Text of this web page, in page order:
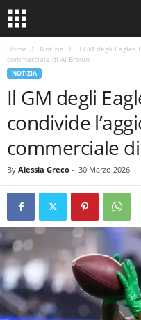
Home Notizia
Il GM degli Eagles
commerciale di AJ Brown
NOTIZIA
Il GM degli
condivide
commerciale
By Alessia Greco - 30 Marzo 2026